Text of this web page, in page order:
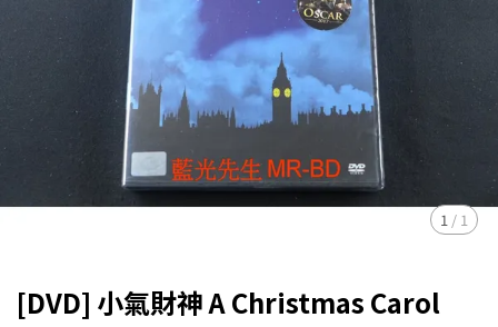
1 / 1
[DVD] 小氣財神 A Christmas Carol